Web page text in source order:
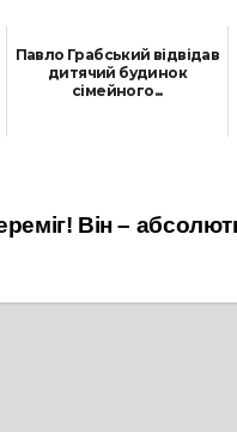
Павло Грабський відвідав
дитячий будинок
сімейного...
Він –